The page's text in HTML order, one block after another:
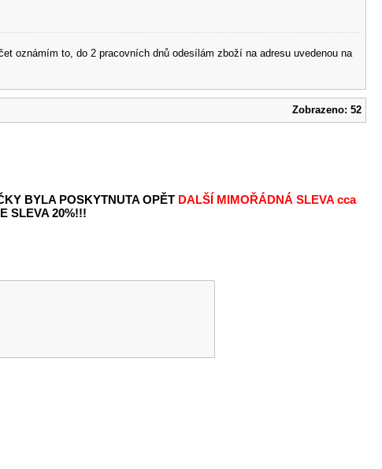
oznámím to, do 2 pracovních dnů odesílám zboží na adresu uvedenou na
Zobrazeno: 52
BYLA POSKYTNUTA OPĚT DALŠÍ MIMOŘÁDNÁ SLEVAcca
SLEVA 20%!!!